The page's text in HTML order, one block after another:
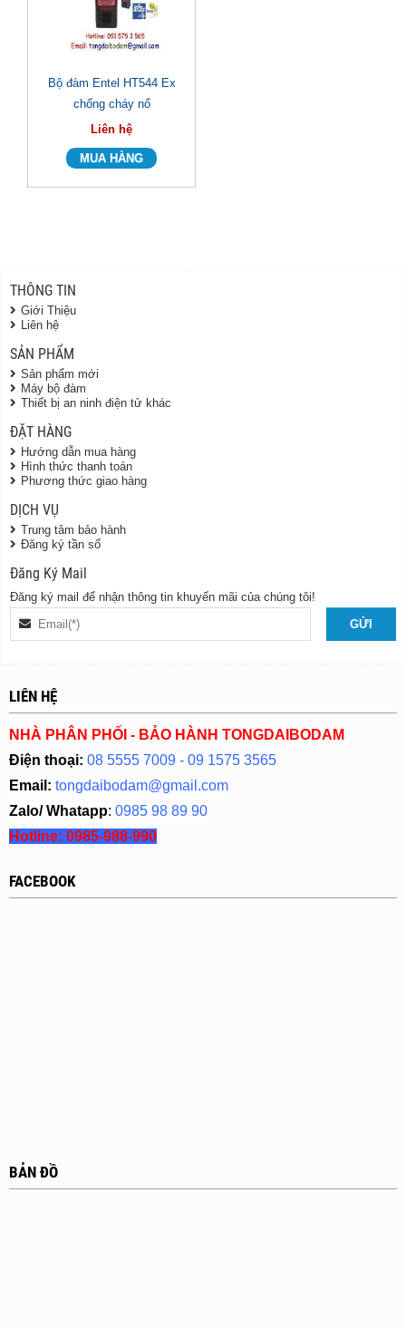
Bộ đàm Entel HT544 Ex
chống cháy nổ
Liên hệ
THÔNG TIN
Giới Thiệu
Liên hệ
SẢN PHẨM
Sản phẩm mới
Máy bộ đàm
Thiết bị an ninh điện tử khác
ĐẶT HÀNG
Hướng dẫn mua hàng
Hình thức thanh toán
Phương thức giao hàng
DỊCH VỤ
Trung tâm bảo hành
Đăng ký tần số
Đăng Ký Mail
Đăng ký mail để nhận thông tin khuyến mãi của chúng tôi!
LIÊN HỆ
NHÀ PHÂN PHỐI - BẢO HÀNH TONGDAIBODAM
Điện thoại: 08 5555 7009 - 09 1575 3565
Email: tongdaibodam@gmail.com
Zalo/ Whatapp: 0985 98 89 90
Hotline: 0985-988-990
FACEBOOK
BẢN ĐỒ